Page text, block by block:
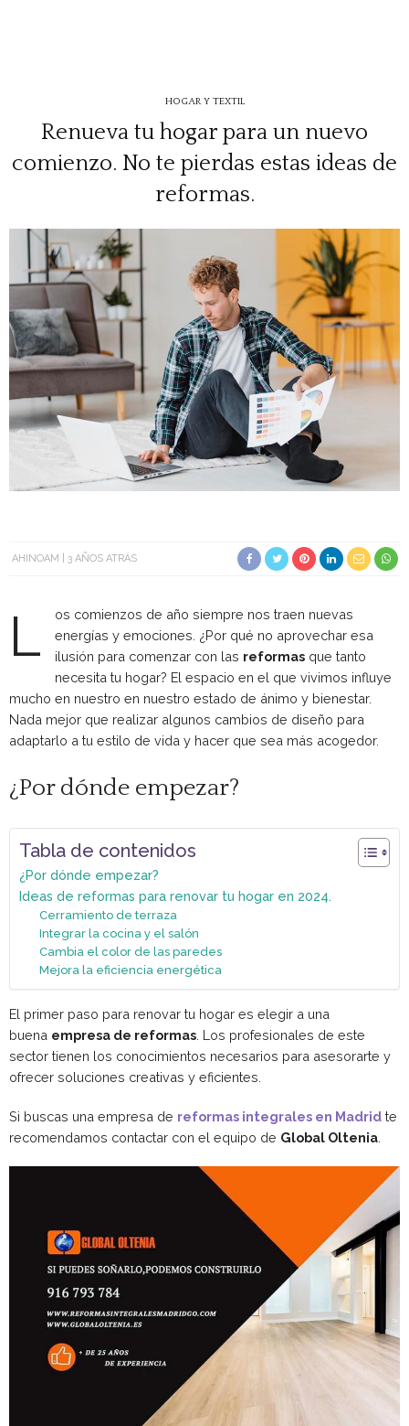
HOGAR Y TEXTIL
Renueva tu hogar para un nuevo
comienzo. No te pierdas estas ideas de
reformas.
AHINOAM 3 AÑOS ATRÁS
L
os comienzos de año siempre nos traen nuevas
energías y emociones. ¿Por qué no aprovechar esa
ilusión para comenzar con las reformas que tanto
necesita tu hogar? El espacio en el que vivimos influye
mucho en nuestro en nuestro estado de ánimo y bienestar.
Nada mejor que realizar algunos cambios de diseño para
adaptarlo a tu estilo de vida y hacer que sea más acogedor.
¿Por dónde empezar?
Tabla de contenidos
¿Por dónde empezar?
Ideas de reformas para renovar tu hogar en 2024.
Cerramiento de terraza
Integrar la cocina y el salón
Cambia el color de las paredes
Mejora la eficiencia energética
El primer paso para renovar tu hogar es elegir a una
buena empresa de reformas . Los profesionales de este
sector tienen los conocimientos necesarios para asesorarte y
ofrecer soluciones creativas y eficientes.
Si buscas una empresa de reformas integrales en Madrid te
recomendamos contactar con el equipo de Global Oltenia